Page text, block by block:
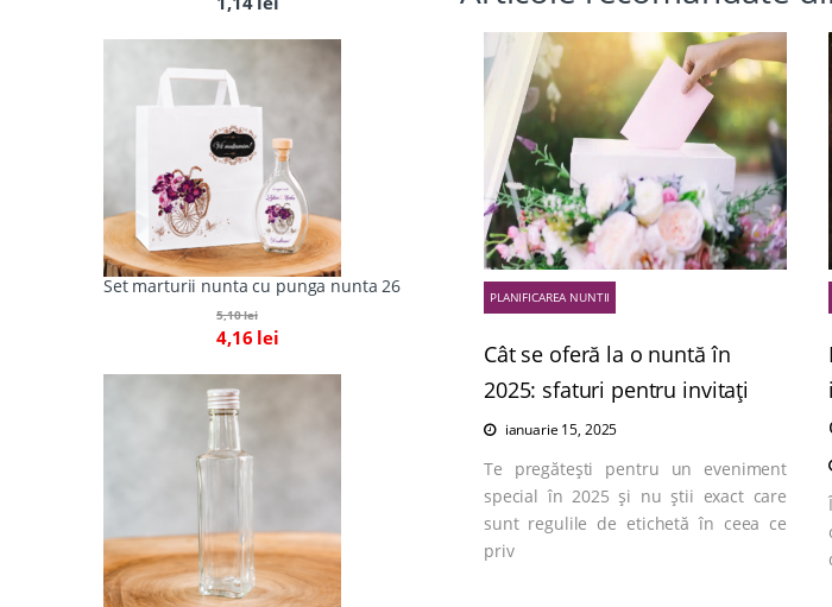
PLANIFICAREA NUNTII
Cât se oferă la o nuntă în
2025: sfaturi pentru invitați
ianuarie 15, 2025
Te pregătești pentru un eveniment
special în 2025 și nu știi exact care
sunt regulile de etichetă în ceea ce
priv
Set marturii nunta cu punga nunta 26
4,16 lei
5,10lei